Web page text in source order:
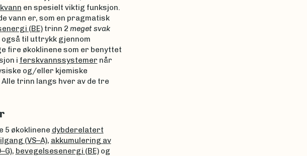
en spesielt viktig funksjon.
vann er, som en pragmatisk
(BE)trinn 2 meget svak
til uttrykk gjennom
fire økoklinene som er benyttet
i ferskvannssystemer når
og/eller kjemiske
trinn langs hver av de tre
5 økoklinene dybderelatert
(VS–A), akkumulering av
, bevegelsesenergi (BE)og